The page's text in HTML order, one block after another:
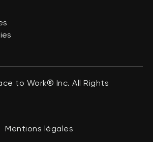
to Work® Inc. All Rights
Mentions légales